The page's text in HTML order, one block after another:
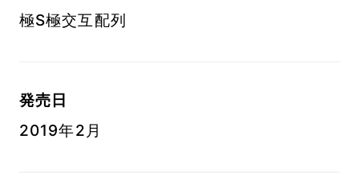
極S極交互配列
発売日
2019年2月